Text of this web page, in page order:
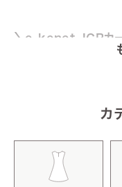
＼e-kenet JCBカー
カ